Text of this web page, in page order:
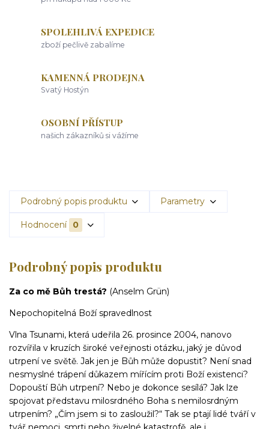
SPOLEHLIVÁ EXPEDICE
zboží pečlivě zabalíme
KAMENNÁ PRODEJNA
Svatý Hostýn
OSOBNÍ PŘÍSTUP
našich zákazníků si vážíme
Podrobný popis produktu Parametry
Hodnocení 0
Podrobný popis produktu
Za co mě Bůh trestá? (Anselm Grün)
Nepochopitelná Boží spravedlnost
Vlna Tsunami, která udeřila 26. prosince 2004, nanovo
rozvířila v kruzích široké veřejnosti otázku, jaký je důvod
utrpení ve světě. Jak jen je Bůh může dopustit? Není snad
nesmyslné trápení důkazem mířícím proti Boží existenci?
Dopouští Bůh utrpení? Nebo je dokonce sesílá? Jak lze
spojovat představu milosrdného Boha s nemilosrdným
utrpením? „Čím jsem si to zasloužil?“ Tak se ptají lidé tváří v